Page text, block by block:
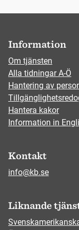
Information
Om tjänsten
Alla tidningar A-Ö
Hantering av
Hantera kakor
Information in
Kontakt
info@kb.se
Liknande